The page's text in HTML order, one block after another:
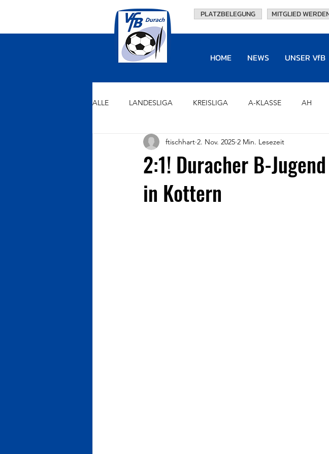
PLATZBELEGUNG MITGLIED
HOME NEWS UNSER VfB
ALLE LANDESLIGA KREISLIGA A-KLASSE AH
U13 U11 U9 U8 CHRONIK
VORSTAND FÖRDERVEREIN
2:1! Duracher B-
in Kottern
ftischhart 2. Nov. 2025 2 Min. Lesezeit